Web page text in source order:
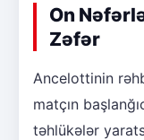
On
Zəfər
Ancelottinin
matçın
təhlükələr